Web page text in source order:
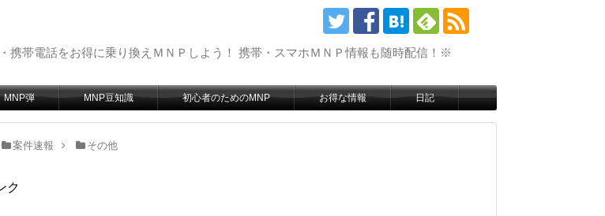
携帯電話をお得に乗り換えＭＮＰしよう！ 携帯・スマホＭＮＰ情報も随時配信！※
MNP弾 MNP豆知識 初心者のためのMNP お得な情報 日記
案件速報 その他
ク